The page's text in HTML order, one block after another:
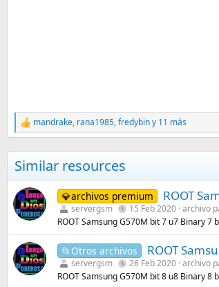
R
e
c
c
i
o
n
e
:
mandrake, rana1985,fredybiny 11 más
Similar resources
💎archivos premium ROOT
servergsm 15 Feb 2020 archivo
ROOT Samsung G570M bit 7 u7 Binary 7
📂Otros archivos ROOT
servergsm 26 Feb 2020 archivo
ROOT Samsung G570M bit 8 u8 Binary 8